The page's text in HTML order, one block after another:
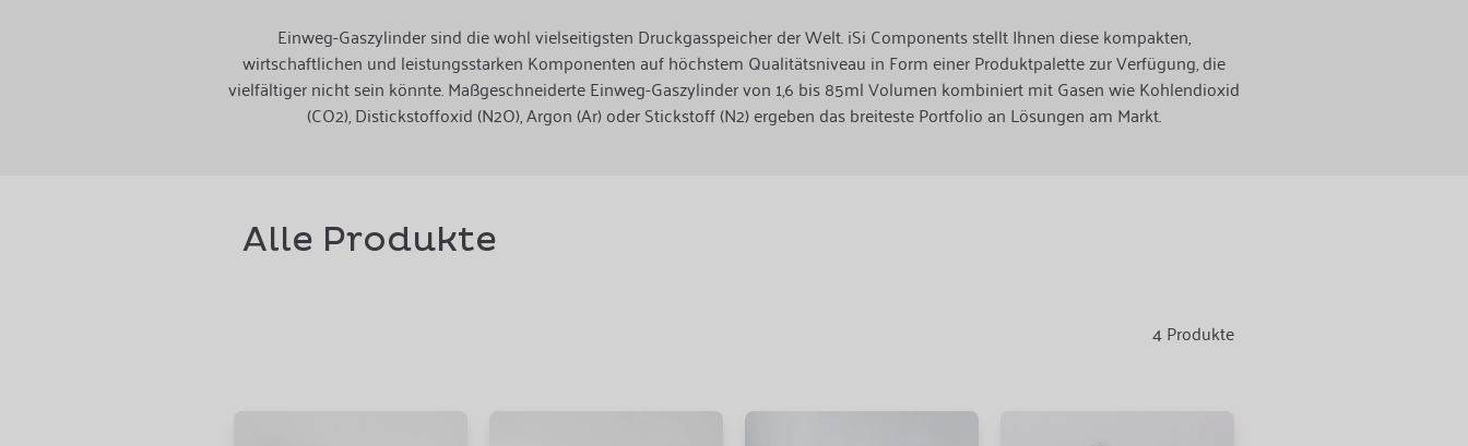
Einweg-Gaszylinder sind die wohl vielseitigsten Druckgasspeicher der Welt. iSi Components stellt Ihnen diese kompakten,
wirtschaftlichen und leistungsstarken Komponenten auf höchstem Qualitätsniveau in Form einer Produktpalette zur Verfügung, die
vielfältiger nicht sein könnte. Maßgeschneiderte Einweg-Gaszylinder von 1,6 bis 85ml Volumen kombiniert mit Gasen wie Kohlendioxid
(CO2), Distickstoffoxid (N2O), Argon (Ar) oder Stickstoff (N2) ergeben das breiteste Portfolio an Lösungen am Markt.
Alle Produkte
4Produkte